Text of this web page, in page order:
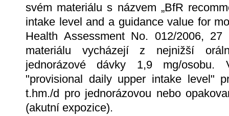
svém materiálu s názvem „BfR
intake level and a guidance value for
Health Assessment No. 012/2006,
materiálu vycházejí z nejnižší
jednorázové dávky 1,9 mg/
"provisional daily upper intake level"
t.hm./d pro jednorázovou nebo
(akutní expozice).